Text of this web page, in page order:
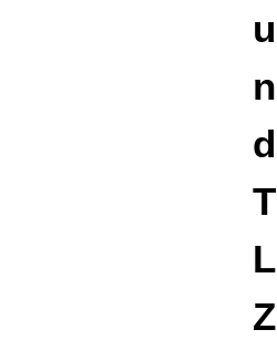
u
n
d
T
L
Z